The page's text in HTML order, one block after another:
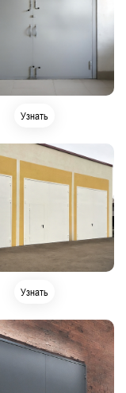
Узнать
Узнать